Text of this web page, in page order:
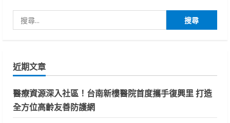
尋
字:
近期文章
醫療資源深入社區！台南新樓醫院首度攜手復興里 打造
全方位高齡友善防護網